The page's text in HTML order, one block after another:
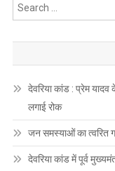
देवरिया कांड : प्रेम यादव
लगाई रोक
जन समस्याओं का त्वरित
देवरिया कांड में पूर्व